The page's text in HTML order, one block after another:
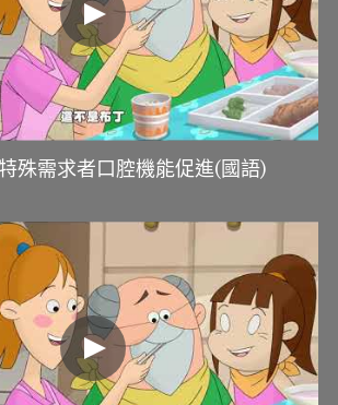
殊需求者口腔機能促進(國語)